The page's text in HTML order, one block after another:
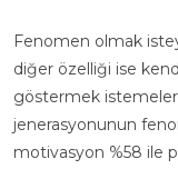
Fenomen olmak
diğer özelliği ise kendi
göstermek
jenerasyonunun
motivasyon %58 ile